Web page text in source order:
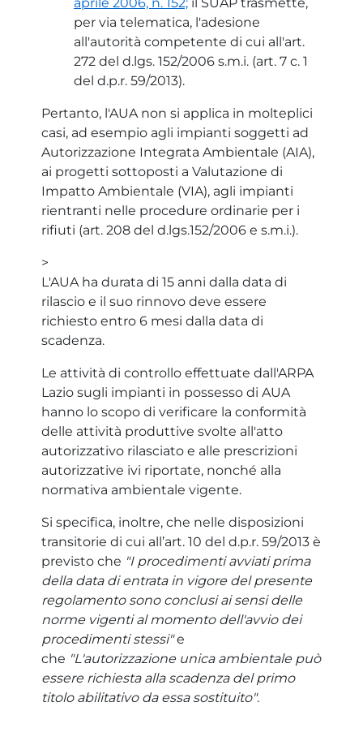
per via telematica, l'adesione
all'autorità competente di cui all'art.
272 del d.lgs. 152/2006 s.m.i. (art. 7 c. 1
del d.p.r. 59/2013).
Pertanto, l'AUA non si applica in molteplici
casi, ad esempio agli impianti soggetti ad
Autorizzazione Integrata Ambientale (AIA),
ai progetti sottoposti a Valutazione di
Impatto Ambientale (VIA), agli impianti
rientranti nelle procedure ordinarie per i
rifiuti (art. 208 del d.lgs.152/2006 e s.m.i.).
>
L'AUA ha durata di 15 anni dalla data di
rilascio e il suo rinnovo deve essere
richiesto entro 6 mesi dalla data di
scadenza.
Le attività di controllo effettuate dall'ARPA
Lazio sugli impianti in possesso di AUA
hanno lo scopo di verificare la conformità
delle attività produttive svolte all'atto
autorizzativo rilasciato e alle prescrizioni
autorizzative ivi riportate, nonché alla
normativa ambientale vigente.
Si specifica, inoltre, che nelle disposizioni
transitorie di cui all’art. 10 del d.p.r. 59/2013 è
previsto che "I procedimenti avviati prima
della data di entrata in vigore del presente
regolamento sono conclusi ai sensi delle
norme vigenti al momento dell'avvio dei
procedimenti stessi"e
che "L'autorizzazione unica ambientale può
essere richiesta alla scadenza del primo
titolo abilitativo da essa sostituito".